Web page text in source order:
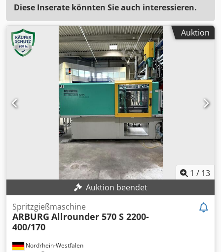
Diese Inserate könnten Sie auch interessieren.
Auktion
1 / 13
Auktion beendet
Nordrhein-Westfalen
Spritzgießmaschine
ARBURG Allrounder 570 S 2200-
400/170